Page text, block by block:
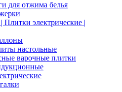
для отжима белья
Плитки электрические |
настольные
варочные плитки